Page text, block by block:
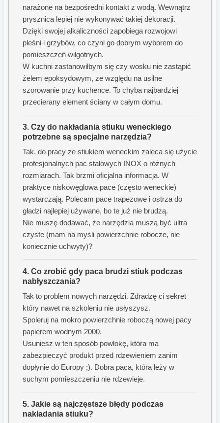
narażone na bezpośredni kontakt z wodą. Wewnątrz
prysznica lepiej nie wykonywać takiej dekoracji.
Dzięki swojej alkaliczności zapobiega rozwojowi
pleśni i grzybów, co czyni go dobrym wyborem do
pomieszczeń wilgotnych.
W kuchni zastanowiłbym się czy wosku nie zastąpić
żelem epoksydowym, ze względu na usilne
szorowanie przy kuchence. To chyba najbardziej
przecierany element ściany w całym domu.
3. Czy do nakładania stiuku weneckiego
potrzebne są specjalne narzędzia?
Tak, do pracy ze stiukiem weneckim zaleca się użycie
profesjonalnych pac stalowych INOX o różnych
rozmiarach. Tak brzmi oficjalna informacja. W
praktyce niskowęglowa pace (często weneckie)
wystarczają. Polecam pace trapezowe i ostrza do
gładzi najlepiej używane, bo te już nie brudzą.
Nie muszę dodawać, że narzędzia muszą być ultra
czyste (mam na myśli powierzchnie robocze, nie
koniecznie uchwyty)?
4. Co zrobić gdy paca brudzi stiuk podczas
nabłyszczania?
Tak to problem nowych narzędzi. Zdradzę ci sekret
który nawet na szkoleniu nie usłyszysz.
Spoleruj na mokro powierzchnie roboczą nowej pacy
papierem wodnym 2000.
Usuniesz w ten sposób powłokę, która ma
zabezpieczyć produkt przed rdzewieniem zanim
dopłynie do Europy ;). Dobra paca, która leży w
suchym pomieszczeniu nie rdzewieje.
5. Jakie są najczęstsze błędy podczas
nakładania stiuku?